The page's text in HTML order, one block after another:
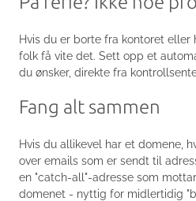
Hvis du er borte fra kontoret eller
folk få vite det. Sett opp et
du ønsker, direkte fra
Fang alt sammen
Hvis du allikevel har et domene,
over emails som er sendt til
en "catch-all"-adresse som
domenet - nyttig for midlertidig